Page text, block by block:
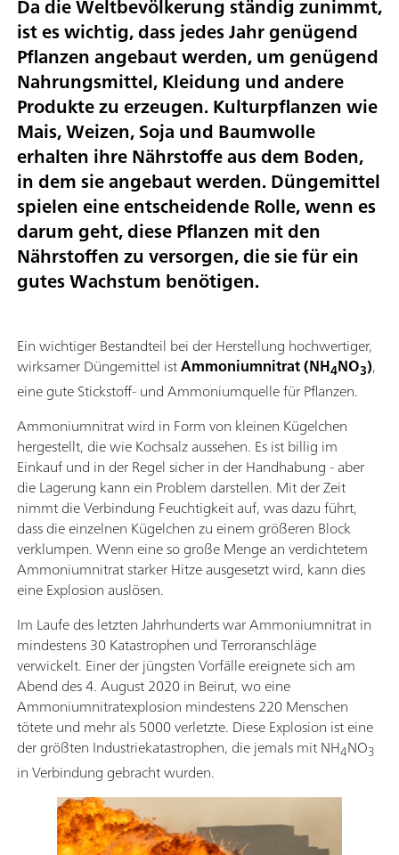
Da die Weltbevölkerung ständig zunimmt,
ist es wichtig, dass jedes Jahr genügend
Pflanzen angebaut werden, um genügend
Nahrungsmittel, Kleidung und andere
Produkte zu erzeugen. Kulturpflanzen wie
Mais, Weizen, Soja und Baumwolle
erhalten ihre Nährstoffe aus dem Boden,
in dem sie angebaut werden. Düngemittel
spielen eine entscheidende Rolle, wenn es
darum geht, diese Pflanzen mit den
Nährstoffen zu versorgen, die sie für ein
gutes Wachstum benötigen.
Ein wichtiger Bestandteil bei der Herstellung hochwertiger,
wirksamer Düngemittel istAmmoniumnitrat (NH4NO3),
eine gute Stickstoff- und Ammoniumquelle für Pflanzen.
Ammoniumnitrat wird in Form von kleinen Kügelchen
hergestellt, die wie Kochsalz aussehen. Es ist billig im
Einkauf und in der Regel sicher in der Handhabung - aber
die Lagerung kann ein Problem darstellen. Mit der Zeit
nimmt die Verbindung Feuchtigkeit auf, was dazu führt,
dass die einzelnen Kügelchen zu einem größeren Block
verklumpen. Wenn eine so große Menge an verdichtetem
Ammoniumnitrat starker Hitze ausgesetzt wird, kann dies
eine Explosion auslösen.
Im Laufe des letzten Jahrhunderts war Ammoniumnitrat in
mindestens 30 Katastrophen und Terroranschläge
verwickelt. Einer der jüngsten Vorfälle ereignete sich am
Abend des 4. August 2020 in Beirut, wo eine
Ammoniumnitratexplosion mindestens 220 Menschen
tötete und mehr als 5000 verletzte. Diese Explosion ist eine
der größten Industriekatastrophen, die jemals mit NH4NO3
in Verbindung gebracht wurden.